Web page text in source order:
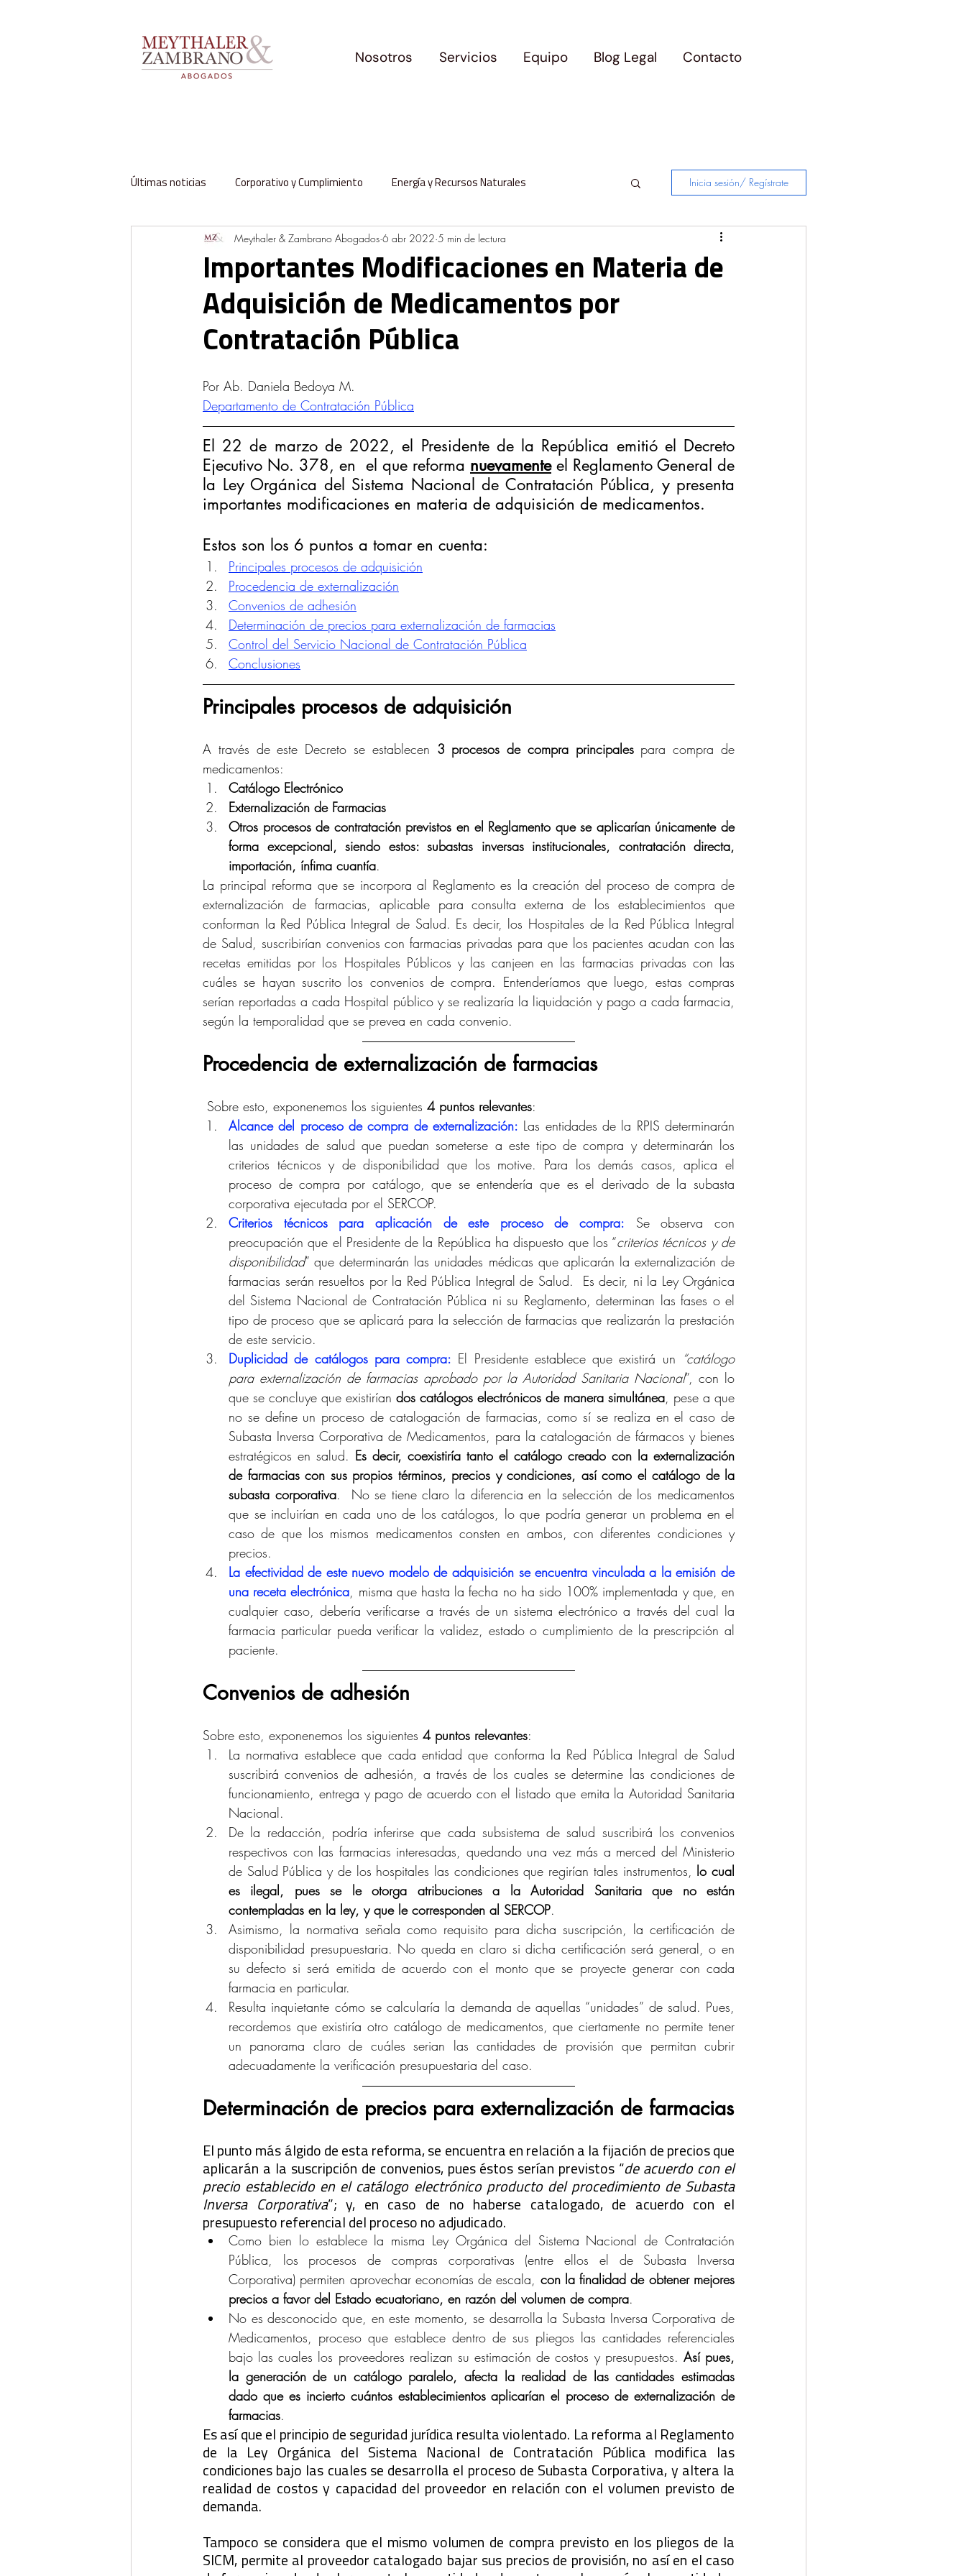
Nosotros Servicios Equipo Blog Legal Contacto
Últimas noticias Corporativo y Cumplimiento Energía y Recursos Naturales
Impuestos y Aduanas Laboral Protección de Datos Personales
Regulación y Sector Público Familia y Movilidad Logros y Precedentes
Ponencias y Análisis Propiedad Intelectual y Mercado
Inicia sesión/ Regístrate
Importantes Modificaciones en Materia de
Adquisición de Medicamentos por
Contratación Pública
Meythaler & Zambrano Abogados 6 abr 2022 5 min de lectura
Por Ab. Daniela Bedoya M.
Departamento de Contratación Pública
El 22 de marzo de 2022, el Presidente de la República emitió el Decreto
Ejecutivo No. 378, en  el que reforma nuevamente el Reglamento General de
la Ley Orgánica del Sistema Nacional de Contratación Pública, y presenta
importantes modificaciones en materia de adquisición de medicamentos.
Estos son los 6 puntos a tomar en cuenta:
Principales procesos de adquisición
Procedencia de externalización
Convenios de adhesión
Determinación de precios para externalización de farmacias
Control del Servicio Nacional de Contratación Pública
Conclusiones
Principales procesos de adquisición
A través de este Decreto se establecen 3 procesos de compra principales para compra de
medicamentos:
Catálogo Electrónico
Externalización de Farmacias
Otros procesos de contratación previstos en el Reglamento que se aplicarían únicamente de
forma excepcional, siendo estos: subastas inversas institucionales, contratación directa,
importación, ínfima cuantía.
La principal reforma que se incorpora al Reglamento es la creación del proceso de compra de
externalización de farmacias, aplicable para consulta externa de los establecimientos que
conforman la Red Pública Integral de Salud. Es decir, los Hospitales de la Red Pública Integral
de Salud, suscribirían convenios con farmacias privadas para que los pacientes acudan con las
recetas emitidas por los Hospitales Públicos y las canjeen en las farmacias privadas con las
cuáles se hayan suscrito los convenios de compra. Entenderíamos que luego, estas compras
serían reportadas a cada Hospital público y se realizaría la liquidación y pago a cada farmacia,
según la temporalidad que se prevea en cada convenio.
Procedencia de externalización de farmacias
Sobre esto, exponenemos los siguientes 4 puntos relevantes:
Alcance del proceso de compra de externalización: Las entidades de la RPIS determinarán
las unidades de salud que puedan someterse a este tipo de compra y determinarán los
criterios técnicos y de disponibilidad que los motive. Para los demás casos, aplica el
proceso de compra por catálogo, que se entendería que es el derivado de la subasta
corporativa ejecutada por el SERCOP.
Criterios técnicos para aplicación de este proceso de compra: Se observa con
preocupación que el Presidente de la República ha dispuesto que los “criterios técnicos y de
disponibilidad” que determinarán las unidades médicas que aplicarán la externalización de
farmacias serán resueltos por la Red Pública Integral de Salud.  Es decir, ni la Ley Orgánica
del Sistema Nacional de Contratación Pública ni su Reglamento, determinan las fases o el
tipo de proceso que se aplicará para la selección de farmacias que realizarán la prestación
de este servicio.
Duplicidad de catálogos para compra: El Presidente establece que existirá un “catálogo
para externalización de farmacias aprobado por la Autoridad Sanitaria Nacional”, con lo
que se concluye que existirían dos catálogos electrónicos de manera simultánea, pese a que
no se define un proceso de catalogación de farmacias, como sí se realiza en el caso de
Subasta Inversa Corporativa de Medicamentos, para la catalogación de fármacos y bienes
estratégicos en salud. Es decir, coexistiría tanto el catálogo creado con la externalización
de farmacias con sus propios términos, precios y condiciones, así como el catálogo de la
subasta corporativa.  No se tiene claro la diferencia en la selección de los medicamentos
que se incluirían en cada uno de los catálogos, lo que podría generar un problema en el
caso de que los mismos medicamentos consten en ambos, con diferentes condiciones y
precios.
La efectividad de este nuevo modelo de adquisición se encuentra vinculada a la emisión de
una receta electrónica, misma que hasta la fecha no ha sido 100% implementada y que, en
cualquier caso, debería verificarse a través de un sistema electrónico a través del cual la
farmacia particular pueda verificar la validez, estado o cumplimiento de la prescripción al
paciente.
Convenios de adhesión
Sobre esto, exponenemos los siguientes 4 puntos relevantes:
La normativa establece que cada entidad que conforma la Red Pública Integral de Salud
suscribirá convenios de adhesión, a través de los cuales se determine las condiciones de
funcionamiento, entrega y pago de acuerdo con el listado que emita la Autoridad Sanitaria
Nacional.
De la redacción, podría inferirse que cada subsistema de salud suscribirá los convenios
respectivos con las farmacias interesadas, quedando una vez más a merced del Ministerio
de Salud Pública y de los hospitales las condiciones que regirían tales instrumentos, lo cual
es ilegal, pues se le otorga atribuciones a la Autoridad Sanitaria que no están
contempladas en la ley, y que le corresponden al SERCOP.
Asimismo, la normativa señala como requisito para dicha suscripción, la certificación de
disponibilidad presupuestaria. No queda en claro si dicha certificación será general, o en
su defecto si será emitida de acuerdo con el monto que se proyecte generar con cada
farmacia en particular.
Resulta inquietante cómo se calcularía la demanda de aquellas “unidades” de salud. Pues,
recordemos que existiría otro catálogo de medicamentos, que ciertamente no permite tener
un panorama claro de cuáles serian las cantidades de provisión que permitan cubrir
adecuadamente la verificación presupuestaria del caso.
Determinación de precios para externalización de farmacias
El punto más álgido de esta reforma, se encuentra en relación a la fijación de precios que
aplicarán a la suscripción de convenios, pues éstos serían previstos “de acuerdo con el
precio establecido en el catálogo electrónico producto del procedimiento de Subasta
Inversa Corporativa”; y, en caso de no haberse catalogado, de acuerdo con el
presupuesto referencial del proceso no adjudicado.
Como bien lo establece la misma Ley Orgánica del Sistema Nacional de Contratación
Pública, los procesos de compras corporativas (entre ellos el de Subasta Inversa
Corporativa) permiten aprovechar economías de escala, con la finalidad de obtener mejores
precios a favor del Estado ecuatoriano, en razón del volumen de compra.
No es desconocido que, en este momento, se desarrolla la Subasta Inversa Corporativa de
Medicamentos, proceso que establece dentro de sus pliegos las cantidades referenciales
bajo las cuales los proveedores realizan su estimación de costos y presupuestos. Así pues,
la generación de un catálogo paralelo, afecta la realidad de las cantidades estimadas
dado que es incierto cuántos establecimientos aplicarían el proceso de externalización de
farmacias.
Es así que el principio de seguridad jurídica resulta violentado. La reforma al Reglamento
de la Ley Orgánica del Sistema Nacional de Contratación Pública modifica las
condiciones bajo las cuales se desarrolla el proceso de Subasta Corporativa, y altera la
realidad de costos y capacidad del proveedor en relación con el volumen previsto de
demanda.
Tampoco se considera que el mismo volumen de compra previsto en los pliegos de la
SICM, permite al proveedor catalogado bajar sus precios de provisión, no así en el caso